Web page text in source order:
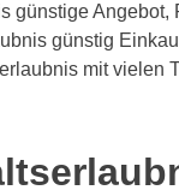
günstige Angebot,
günstig
mit vielen